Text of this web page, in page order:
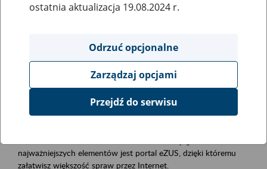
Szkolenia
obsługa klientów
Event description
Platforma Usług Elektronicznych eZUS
najważniejszych elementów jest portal eZUS, dzięki któremu
załatwisz większość spraw przez Internet.
ostatnia aktualizacja 19.08.2024 r.
Odrzuć opcjonalne
Zarządzaj opcjami
Przejdź do serwisu